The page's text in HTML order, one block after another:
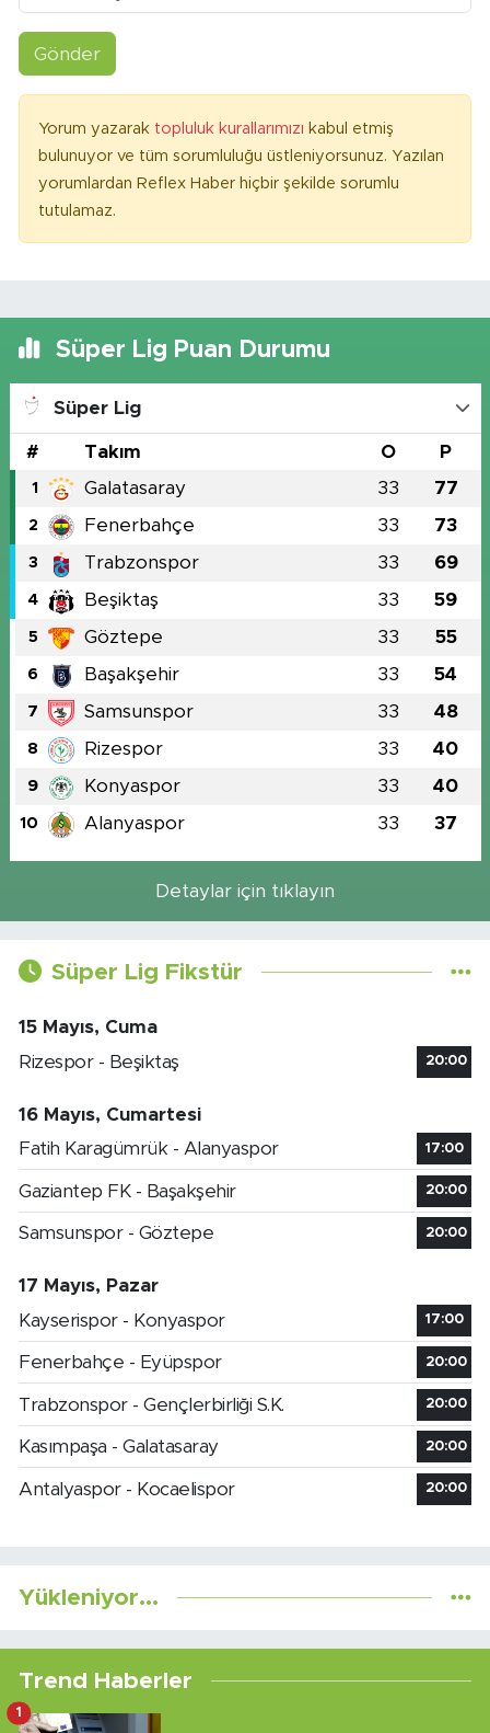
Gönder
Yorum yazarak topluluk kurallarımızı kabul etmiş
bulunuyor ve tüm sorumluluğu üstleniyorsunuz. Yazılan
yorumlardan Reflex Haber hiçbir şekilde sorumlu
tutulamaz.
Süper Lig Puan Durumu
Süper Lig
# Takım O P
1 Galatasaray 33 77
2 Fenerbahçe 33 73
3 Trabzonspor 33 69
4 Beşiktaş 33 59
5 Göztepe 33 55
6 Başakşehir 33 54
7 Samsunspor 33 48
8 Rizespor 33 40
9 Konyaspor 33 40
10 Alanyaspor 33 37
Detaylar için tıklayın
Süper Lig Fikstür
15 Mayıs, Cuma
Rizespor - Beşiktaş
20:00
16 Mayıs, Cumartesi
Fatih Karagümrük - Alanyaspor
17:00
Gaziantep FK - Başakşehir 20:00
Samsunspor - Göztepe 20:00
17 Mayıs, Pazar
Kayserispor - Konyaspor
17:00
Fenerbahçe - Eyüpspor 20:00
Trabzonspor - Gençlerbirliği S.K. 20:00
Kasımpaşa - Galatasaray 20:00
Antalyaspor - Kocaelispor 20:00
Yükleniyor...
Trend Haberler
1